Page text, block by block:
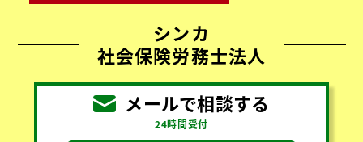
シンカ
社会保険労務士法人
メールで相談する
24時間受付